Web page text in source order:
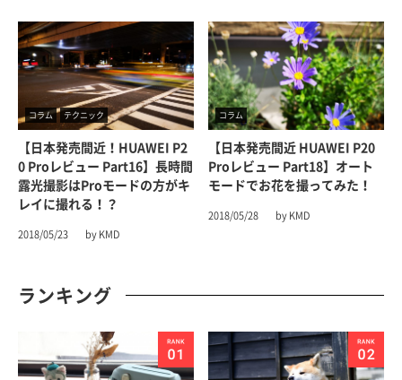
コラム テクニック
【日本発売間近！HUAWEI P2
0 Proレビュー Part16】長時間
露光撮影はProモードの方がキ
レイに撮れる！？
2018/05/23 by KMD
コラム
【日本発売間近 HUAWEI P20
Proレビュー Part18】オート
モードでお花を撮ってみた！
2018/05/28 by KMD
ランキング